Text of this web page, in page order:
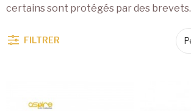
certains sont protégés par des brevets.
FILTRER